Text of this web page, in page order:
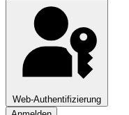
Web-Authentifizierung